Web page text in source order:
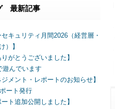
最新記事
セキュリティ月間2026（経営層・
）】
りがとうございました】
遊んでいます
ジメント・レポートのお知らせ】
ート発行
ート追加公開しました】